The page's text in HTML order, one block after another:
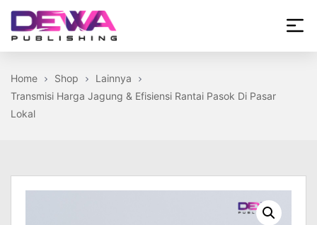
Skip
theDewa
Home
Shop
Lainnya
Transmisi Harga Jagung & Efisiensi Rantai Pasok Di Pasar
Lokal